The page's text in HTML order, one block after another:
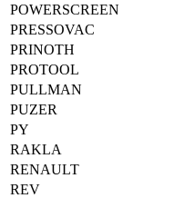
POWERSCREEN
PRESSOVAC
PRINOTH
PROTOOL
PULLMAN
PUZER
PY
RAKLA
RENAULT
REV